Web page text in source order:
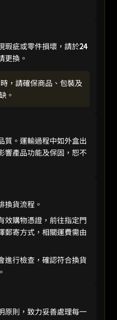
瑕疵或零件損壞，請於24
更換。
，請確保商品、包裝及
。
質。運輸過程中如外盒出
響產品功能及保固，恕不
換貨流程。
效購物憑證，前往指定門
郵寄方式，相關運費需由
進行檢查，確認符合換貨
原則，致力妥善處理每一